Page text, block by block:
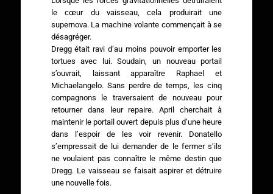
le cœur du vaisseau, cela produirait une
supernova. La machine volante commençait à se
désagréger.
Dregg était ravi d’au moins pouvoir emporter les
tortues avec lui. Soudain, un nouveau portail
s’ouvrait, laissant apparaître Raphael et
Michaelangelo. Sans perdre de temps, les cinq
compagnons le traversaient de nouveau pour
retourner dans leur repaire. April cherchait à
maintenir le portail ouvert depuis plus d’une heure
dans l’espoir de les voir revenir. Donatello
s’empressait de lui demander de le fermer s’ils
ne voulaient pas connaître le même destin que
Dregg. Le vaisseau se faisait aspirer et détruire
une nouvelle fois.